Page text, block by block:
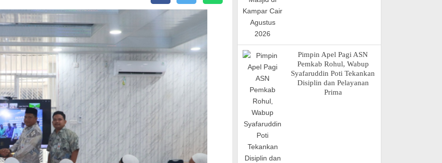
Pimpin Apel Pagi ASN
Pemkab Rohul, Wabup
Syafaruddin Poti Tekankan
Disiplin dan Pelayanan
Prima